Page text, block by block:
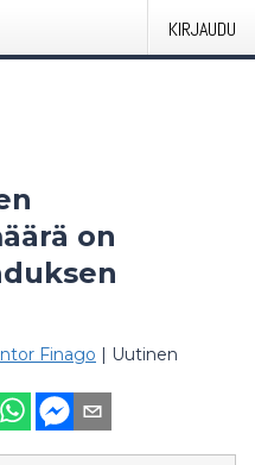
KIRJAUDU
on
Finago | Uutinen